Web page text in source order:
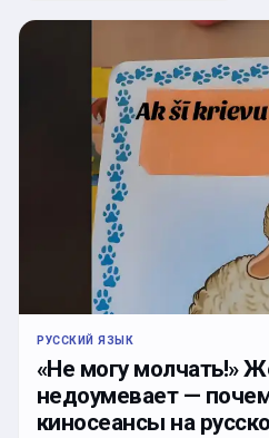
РУССКИЙ ЯЗЫК
«Не могу молчать!»
недоумевает —
киносеансы на